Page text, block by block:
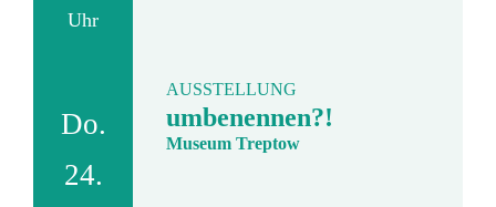
Uhr
Do.
24.
AUSSTELLUNG
umbenennen?!
Museum Treptow